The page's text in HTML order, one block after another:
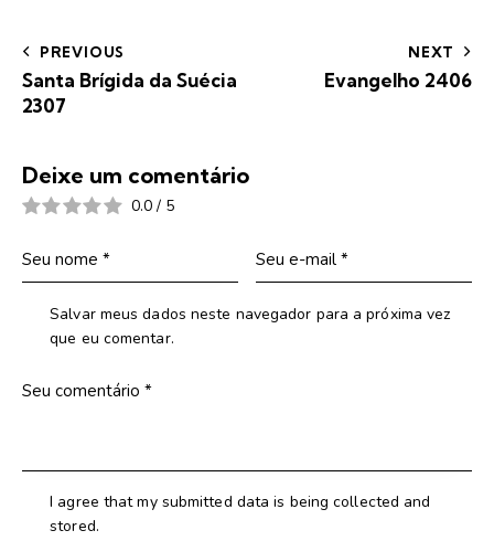
PREVIOUS
Santa Brígida da Suécia
2307
NEXT
Evangelho 2406
Deixe um comentário
0.0 / 5
Salvar meus dados neste navegador para a próxima vez
que eu comentar.
I agree that my submitted data is being collected and
stored.